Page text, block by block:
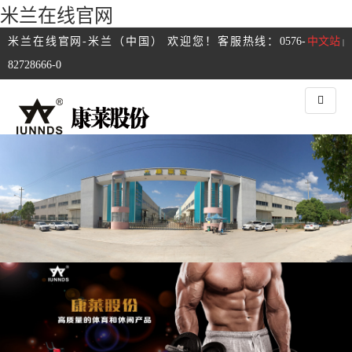
米兰在线官网
中文站 |
米兰在线官网-米兰（中国） 欢迎您！客服热线：0576-
82728666-0